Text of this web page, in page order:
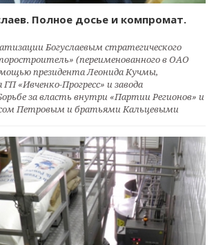
Полное досье и компромат.
Богуслаевым стратегического
(переименованного в ОАО
президента Леонида Кучмы,
«Ивченко-Прогресс» и завода
за власть внутри «Партии Регионов» и
Петровым и братьями Кальцевыми